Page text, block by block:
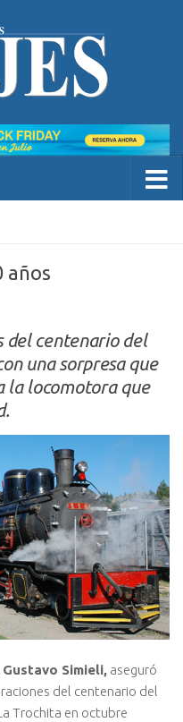
años
del centenario del
una sorpresa que
la locomotora que
Gustavo Simieli, aseguró
del centenario del
Trochita en octubre